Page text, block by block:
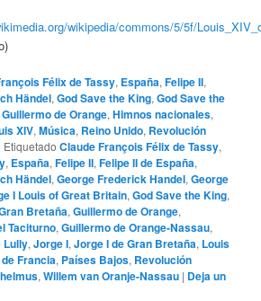
wikipedia/commons/5/5f/
Félix de Tassy, España,Felipe II,
Händel,God Save the King,God Save the
Guillermo de Orange,Himnos nacionales,
XIV,Música, Reino Unido, Revolución
Etiquetado Claude François Félix de Tassy,
, España,Felipe II,Felipe II de España,
Händel,George Frederick Handel,George
I Louis of Great Britain,God Save the King,
Bretaña,Guillermo de Orange,
Taciturno,Guillermo de Orange-Nassau,
Lully,Jorge I,Jorge I de Gran Bretaña, Louis
Francia, Países Bajos, Revolución
,Willem van Oranje-Nassau | Deja un